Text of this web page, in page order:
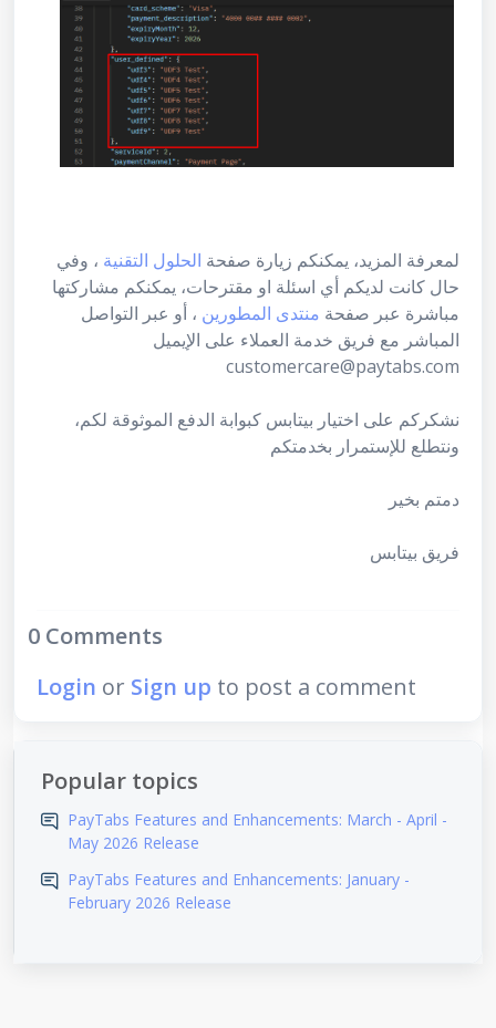
لمعرفة المزيد، يمكنكم زيارة صفحة الحلول التقنية ، وفي
حال كانت لديكم أي اسئلة او مقترحات، يمكنكم مشاركتها
مباشرة عبر صفحة منتدى المطورين ، أو عبر التواصل
المباشر مع فريق خدمة العملاء على الإيميل
customercare@paytabs.com
نشكركم على اختيار بيتابس كبوابة الدفع الموثوقة لكم،
ونتطلع للإستمرار بخدمتكم
دمتم بخير
فريق بيتابس
0 Comments
Login or Sign up to post a comment
Popular topics
PayTabs Features and Enhancements: March - April -
May 2026 Release
PayTabs Features and Enhancements: January -
February 2026 Release